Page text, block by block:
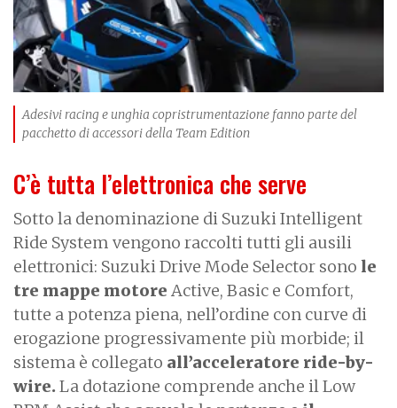
Adesivi racing e unghia copristrumentazione fanno parte del
pacchetto di accessori della Team Edition
C’è tutta l’elettronica che serve
Sotto la denominazione di Suzuki Intelligent
Ride System vengono raccolti tutti gli ausili
elettronici: Suzuki Drive Mode Selector sono le
tre mappe motore Active, Basic e Comfort,
tutte a potenza piena, nell’ordine con curve di
erogazione progressivamente più morbide; il
sistema è collegato all’acceleratore ride-by-
wire. La dotazione comprende anche il Low